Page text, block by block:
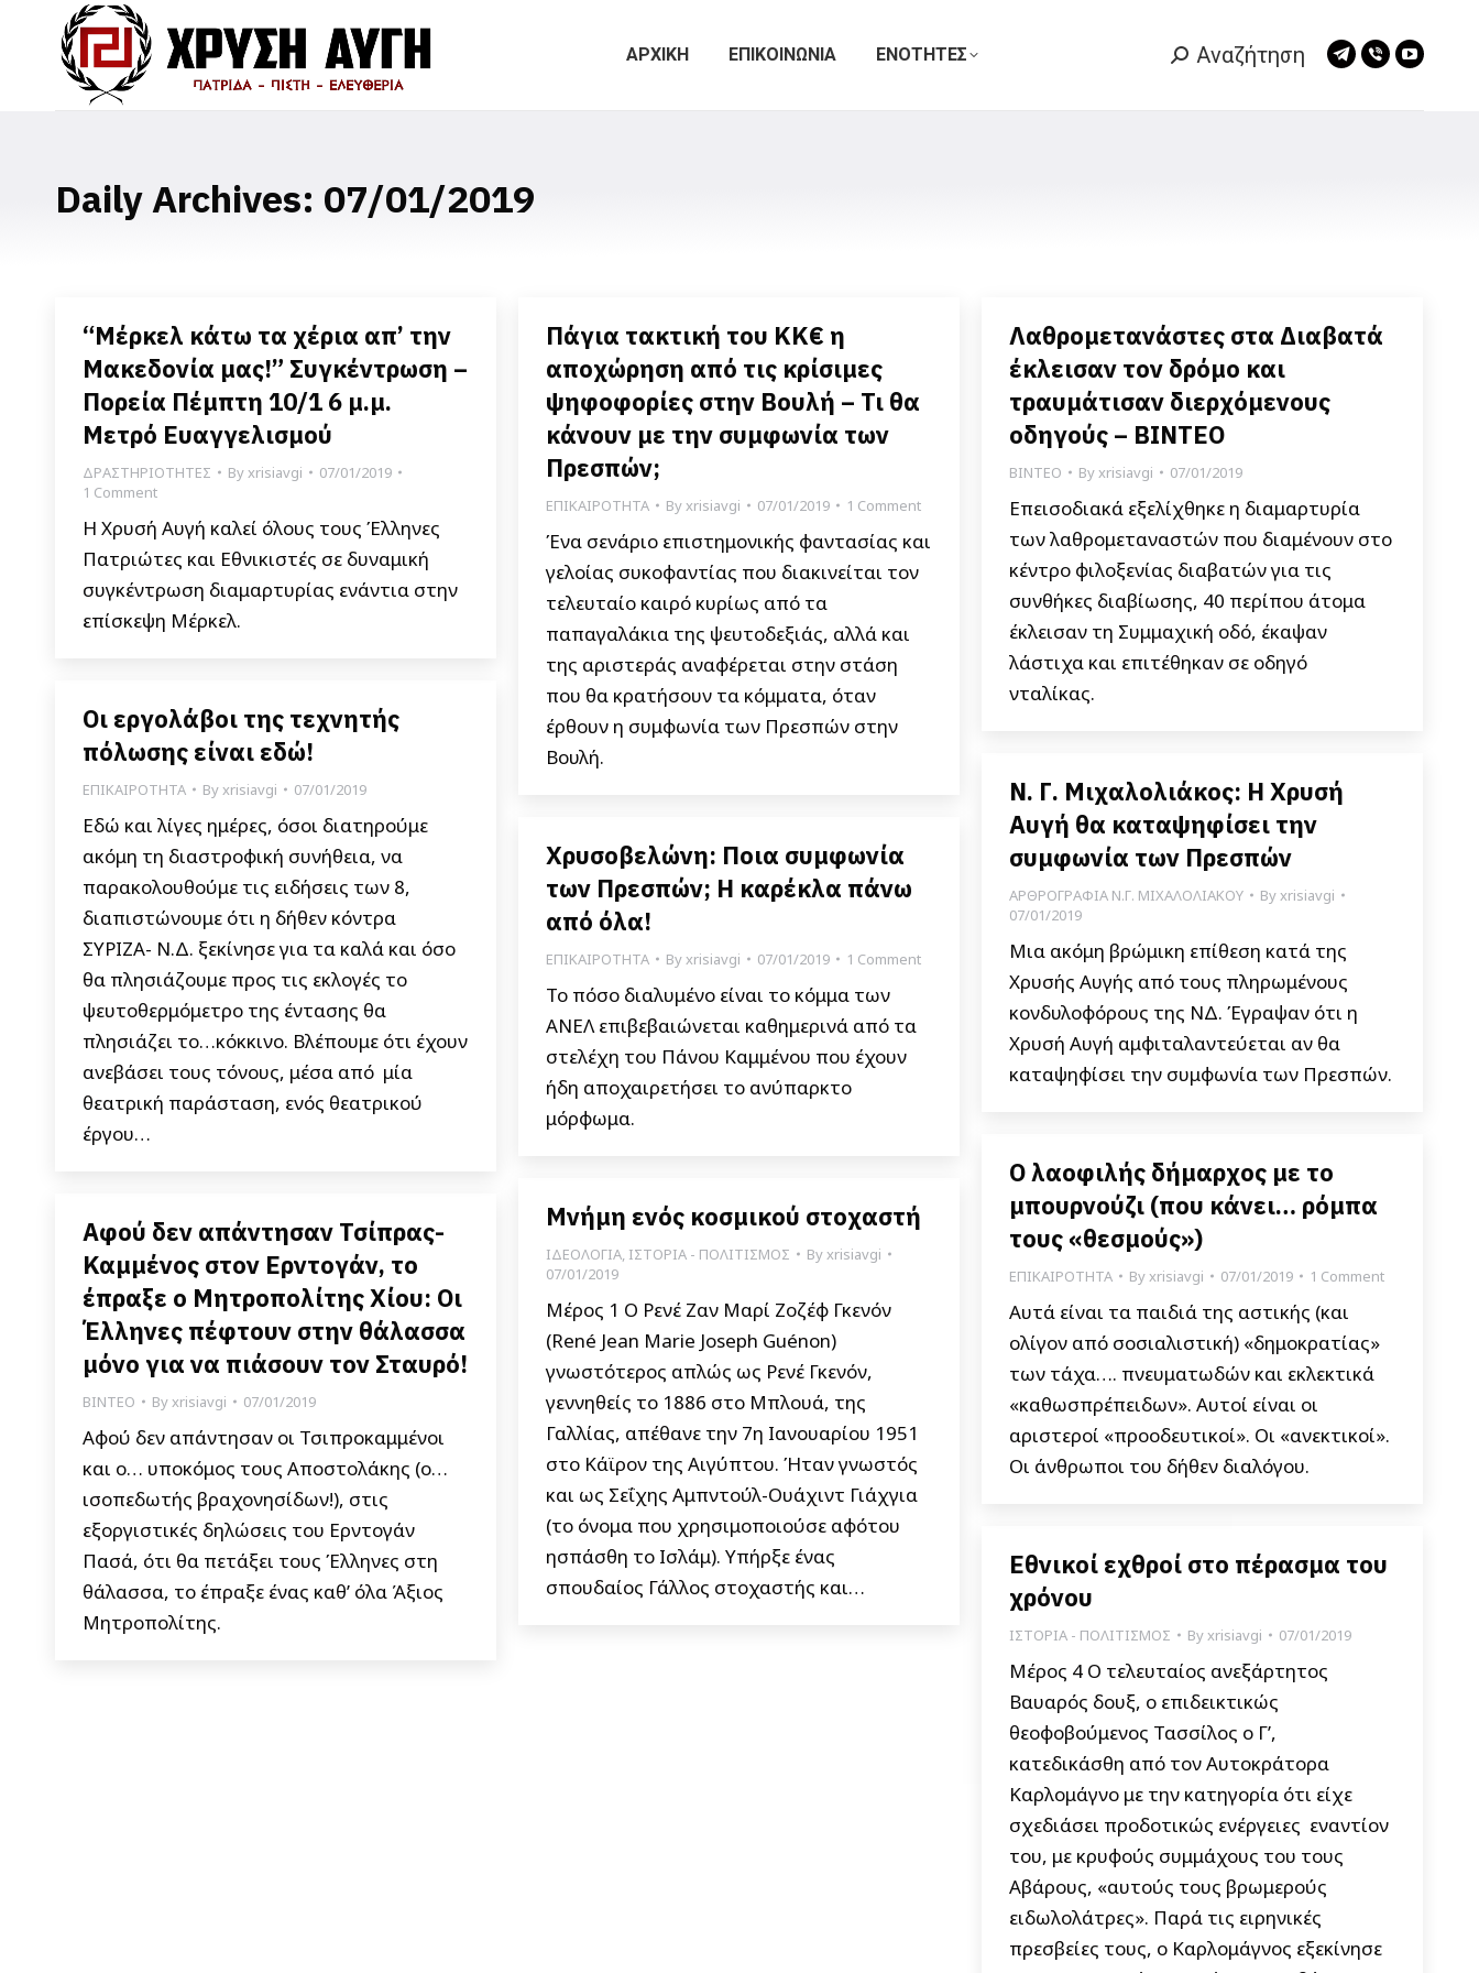
ΑΡΧΙΚΗ ΕΠΙΚΟΙΝΩΝΙΑ ΕΝΟΤΗΤΕΣ Search:
Αναζήτηση
Telegram
Viber
Daily Archives: 07/01/2019
“Μέρκελ κάτω τα χέρια απ’ την
Μακεδονία μας!” Συγκέντρωση –
Πορεία Πέμπτη 10/1 6 μ.μ.
Μετρό Ευαγγελισμού
ΔΡΑΣΤΗΡΙΟΤΗΤΕΣ Byxrisiavgi
07/01/2019
1 Comment
Η Χρυσή Αυγή καλεί όλους τους Έλληνες
Πατριώτες και Εθνικιστές σε δυναμική
συγκέντρωση διαμαρτυρίας ενάντια στην
επίσκεψη Μέρκελ.
Πάγια τακτική του ΚΚ€ η
αποχώρηση από τις κρίσιμες
ψηφοφορίες στην Βουλή – Τι θα
κάνουν με την συμφωνία των
Πρεσπών;
ΕΠΙΚΑΙΡΟΤΗΤΑ Byxrisiavgi 07/01/2019 1 Comment
Ένα σενάριο επιστημονικής φαντασίας και
γελοίας συκοφαντίας που διακινείται τον
τελευταίο καιρό κυρίως από τα
παπαγαλάκια της ψευτοδεξιάς, αλλά και
της αριστεράς αναφέρεται στην στάση
που θα κρατήσουν τα κόμματα, όταν
έρθουν η συμφωνία των Πρεσπών στην
Βουλή.
Λαθρομετανάστες στα Διαβατά
έκλεισαν τον δρόμο και
τραυμάτισαν διερχόμενους
οδηγούς – ΒΙΝΤΕΟ
ΒΙΝΤΕΟ Byxrisiavgi 07/01/2019
Επεισοδιακά εξελίχθηκε η διαμαρτυρία
των λαθρομεταναστών που διαμένουν στο
κέντρο φιλοξενίας διαβατών για τις
συνθήκες διαβίωσης, 40 περίπου άτομα
έκλεισαν τη Συμμαχική οδό, έκαψαν
λάστιχα και επιτέθηκαν σε οδηγό
νταλίκας.
Οι εργολάβοι της τεχνητής
πόλωσης είναι εδώ!
ΕΠΙΚΑΙΡΟΤΗΤΑ Byxrisiavgi 07/01/2019
Εδώ και λίγες ημέρες, όσοι διατηρούμε
ακόμη τη διαστροφική συνήθεια, να
παρακολουθούμε τις ειδήσεις των 8,
διαπιστώνουμε ότι η δήθεν κόντρα
ΣΥΡΙΖΑ- Ν.Δ. ξεκίνησε για τα καλά και όσο
θα πλησιάζουμε προς τις εκλογές το
ψευτοθερμόμετρο της έντασης θα
πλησιάζει το…κόκκινο. Βλέπουμε ότι έχουν
ανεβάσει τους τόνους, μέσα από μία
θεατρική παράσταση, ενός θεατρικού
έργου…
Ν. Γ. Μιχαλολιάκος: Η Χρυσή
Αυγή θα καταψηφίσει την
συμφωνία των Πρεσπών
ΑΡΘΡΟΓΡΑΦΙΑ Ν.Γ. ΜΙΧΑΛΟΛΙΑΚΟΥ Byxrisiavgi
07/01/2019
Μια ακόμη βρώμικη επίθεση κατά της
Χρυσής Αυγής από τους πληρωμένους
κονδυλοφόρους της ΝΔ. Έγραψαν ότι η
Χρυσή Αυγή αμφιταλαντεύεται αν θα
καταψηφίσει την συμφωνία των Πρεσπών.
Χρυσοβελώνη: Ποια συμφωνία
των Πρεσπών; Η καρέκλα πάνω
από όλα!
ΕΠΙΚΑΙΡΟΤΗΤΑ Byxrisiavgi 07/01/2019 1 Comment
Το πόσο διαλυμένο είναι το κόμμα των
ΑΝΕΛ επιβεβαιώνεται καθημερινά από τα
στελέχη του Πάνου Καμμένου που έχουν
ήδη αποχαιρετήσει το ανύπαρκτο
μόρφωμα.
Ο λαοφιλής δήμαρχος με το
μπουρνούζι (που κάνει… ρόμπα
τους «θεσμούς»)
ΕΠΙΚΑΙΡΟΤΗΤΑ Byxrisiavgi 07/01/2019 1 Comment
Αυτά είναι τα παιδιά της αστικής (και
ολίγον από σοσιαλιστική) «δημοκρατίας»
των τάχα…. πνευματωδών και εκλεκτικά
«καθωσπρέπειδων». Αυτοί είναι οι
αριστεροί «προοδευτικοί». Οι «ανεκτικοί».
Οι άνθρωποι του δήθεν διαλόγου.
Μνήμη ενός κοσμικού στοχαστή
ΙΔΕΟΛΟΓΙΑ, ΙΣΤΟΡΙΑ - ΠΟΛΙΤΙΣΜΟΣ Byxrisiavgi
07/01/2019
Μέρος 1 Ο Ρενέ Ζαν Μαρί Ζοζέφ Γκενόν
(René Jean Marie Joseph Guénon)
γνωστότερος απλώς ως Ρενέ Γκενόν,
γεννηθείς το 1886 στο Μπλουά, της
Γαλλίας, απέθανε την 7η Ιανουαρίου 1951
στο Κάϊρον της Αιγύπτου. Ήταν γνωστός
και ως Σεΐχης Αμπντούλ-Ουάχιντ Γιάχγια
(το όνομα που χρησιμοποιούσε αφότου
ησπάσθη το Ισλάμ). Υπήρξε ένας
σπουδαίος Γάλλος στοχαστής και…
Αφού δεν απάντησαν Τσίπρας-
Καμμένος στον Ερντογάν, το
έπραξε ο Μητροπολίτης Χίου: Οι
Έλληνες πέφτουν στην θάλασσα
μόνο για να πιάσουν τον Σταυρό!
ΒΙΝΤΕΟ Byxrisiavgi 07/01/2019
Αφού δεν απάντησαν οι Τσιπροκαμμένοι
και ο… υποκόμος τους Αποστολάκης (ο…
ισοπεδωτής βραχονησίδων!), στις
εξοργιστικές δηλώσεις του Ερντογάν
Πασά, ότι θα πετάξει τους Έλληνες στη
θάλασσα, το έπραξε ένας καθ’ όλα Άξιος
Μητροπολίτης.
Εθνικοί εχθροί στο πέρασμα του
χρόνου
ΙΣΤΟΡΙΑ - ΠΟΛΙΤΙΣΜΟΣ Byxrisiavgi 07/01/2019
Μέρος 4 Ο τελευταίος ανεξάρτητος
Βαυαρός δουξ, ο επιδεικτικώς
θεοφοβούμενος Τασσίλος ο Γ’,
κατεδικάσθη από τον Αυτοκράτορα
Καρλομάγνο με την κατηγορία ότι είχε
σχεδιάσει προδοτικώς ενέργειες εναντίον
του, με κρυφούς συμμάχους του τους
Αβάρους, «αυτούς τους βρωμερούς
ειδωλολάτρες». Παρά τις ειρηνικές
πρεσβείες τους, ο Καρλομάγνος εξεκίνησε